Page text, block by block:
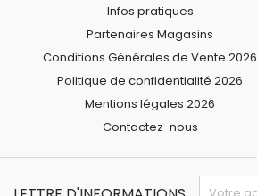
Infos pratiques
Partenaires Magasins
Conditions Générales de Vente 2026
Politique de confidentialité 2026
Mentions légales 2026
Contactez-nous